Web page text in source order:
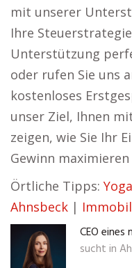
mit unserer
Ihre
Unterstützung
oder rufen Sie uns
kostenloses
unser Ziel, Ihnen
zeigen, wie Sie Ihr
Gewinn
Örtliche Tipps:
Ahnsbeck |
CEO
sucht in